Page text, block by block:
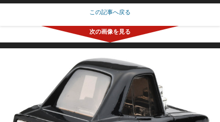
この記事へ戻る